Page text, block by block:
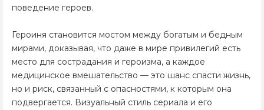
поведение героев.
Героиня становится мостом между богатым и бедным
мирами, доказывая, что даже в мире привилегий есть
место для сострадания и героизма, а каждое
медицинское вмешательство — это шанс спасти жизнь,
но и риск, связанный с опасностями, к которым она
подвергается. Визуальный стиль сериала и его